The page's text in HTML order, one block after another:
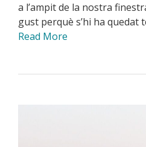
a l’ampit de la nostra
gust perquè s’hi ha quedat
Read More